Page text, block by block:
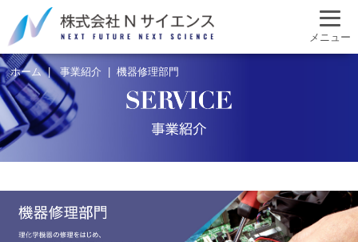
ホーム 事業紹介 機器修理部門
メニュー
ホーム
事業紹介
会社案内